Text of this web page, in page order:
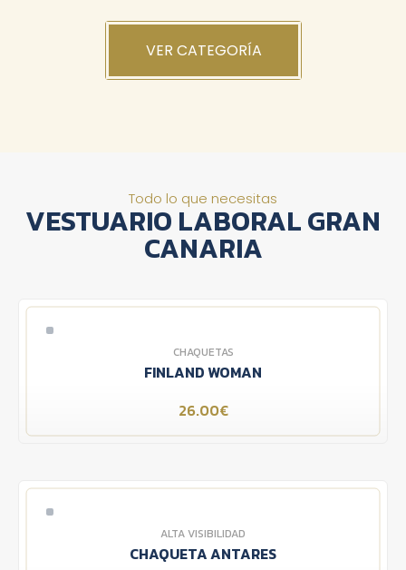
VER CATEGORÍA
Todo lo que necesitas
VESTUARIO LABORAL GRAN
CANARIA
CHAQUETAS
FINLAND WOMAN
26.00€
ALTA VISIBILIDAD
CHAQUETA ANTARES